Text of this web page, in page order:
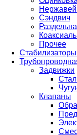
Сэндвич
Прочее
Задвижки
Клапаны